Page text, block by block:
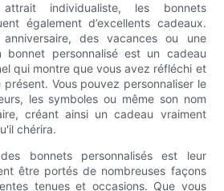
individualiste, les bonnets
également d’excellents cadeaux.
des vacances ou une
bonnet personnalisé est un cadeau
qui montre que vous avez réfléchi et
Vous pouvez personnaliser le
les symboles ou même son nom
créant ainsi un cadeau vraiment
chérira.
bonnets personnalisés est leur
être portés de nombreuses façons
tenues et occasions. Que vous